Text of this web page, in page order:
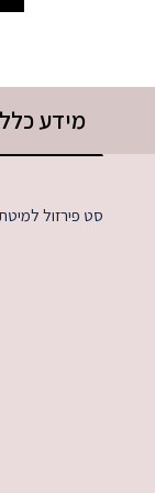
מידע
סט פירזול